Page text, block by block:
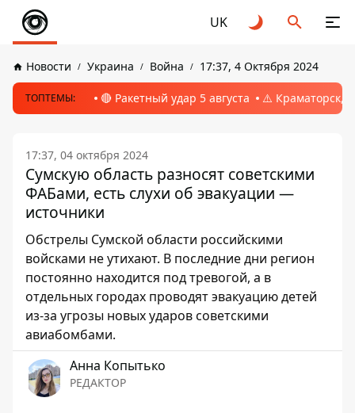
UK
Новости Украина Война 17:37, 4 Октября 2024
ТОПТЕМЫ: 🔴 Ракетный удар 5 августа ⚠️ Краматорск,
17:37, 04 октября 2024
Сумскую область разносят советскими
ФАБами, есть слухи об эвакуации —
источники
Обстрелы Сумской области российскими
войсками не утихают. В последние дни регион
постоянно находится под тревогой, а в
отдельных городах проводят эвакуацию детей
из-за угрозы новых ударов советскими
авиабомбами.
Анна Копытько
РЕДАКТОР